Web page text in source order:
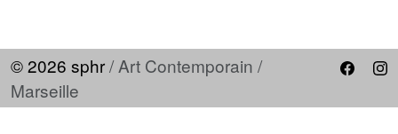
© 2026 sphr/ Art Contemporain /
Marseille